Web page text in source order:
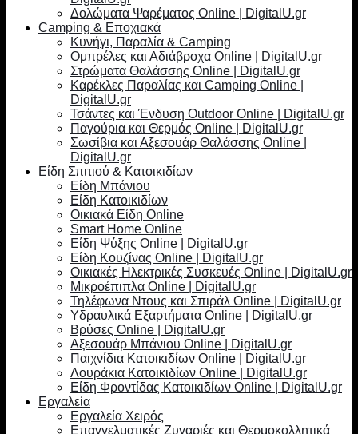
Δολώματα Ψαρέματος Online | DigitalU.gr
Camping & Εποχιακά
Κυνήγι, Παραλία & Camping
Ομπρέλες και Αδιάβροχα Online | DigitalU.gr
Στρώματα Θαλάσσης Online | DigitalU.gr
Καρέκλες Παραλίας και Camping Online |
DigitalU.gr
Τσάντες και Ένδυση Outdoor Online | DigitalU.gr
Παγούρια και Θερμός Online | DigitalU.gr
Σωσίβια και Αξεσουάρ Θαλάσσης Online |
DigitalU.gr
Είδη Σπιτιού & Κατοικιδίων
Είδη Μπάνιου
Είδη Κατοικιδίων
Οικιακά Είδη Online
Smart Home Online
Είδη Ψύξης Online | DigitalU.gr
Είδη Κουζίνας Online | DigitalU.gr
Οικιακές Ηλεκτρικές Συσκευές Online | DigitalU.gr
Μικροέπιπλα Online | DigitalU.gr
Τηλέφωνα Ντους και Σπιράλ Online | DigitalU.gr
Υδραυλικά Εξαρτήματα Online | DigitalU.gr
Βρύσες Online | DigitalU.gr
Αξεσουάρ Μπάνιου Online | DigitalU.gr
Παιχνίδια Κατοικιδίων Online | DigitalU.gr
Λουράκια Κατοικιδίων Online | DigitalU.gr
Είδη Φροντίδας Κατοικιδίων Online | DigitalU.gr
Εργαλεία
Εργαλεία Χειρός
Επαγγελματικές Ζυγαριές και Θερμοκολλητικά